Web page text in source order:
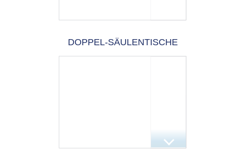
DOPPEL-SÄULENTISCHE